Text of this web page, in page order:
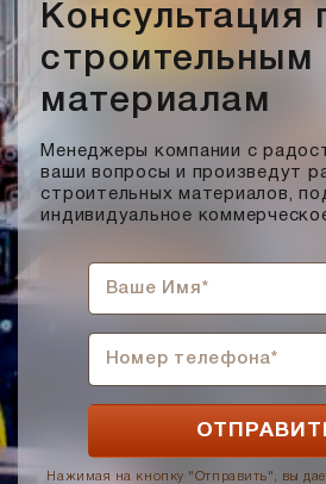
Консультация
строительным
материалам
Менеджеры компании с
ваши вопросы и произведут
строительных материалов,
индивидуальное
Нажимая на кнопку "Отправить", вы